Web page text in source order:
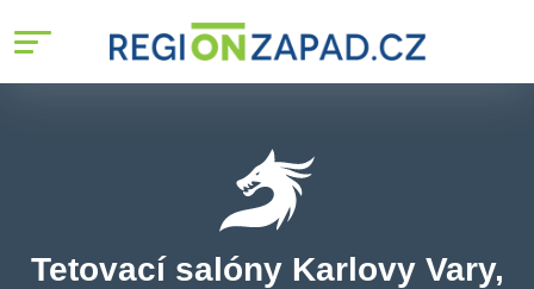
Tetovací salóny Karlovy Vary,